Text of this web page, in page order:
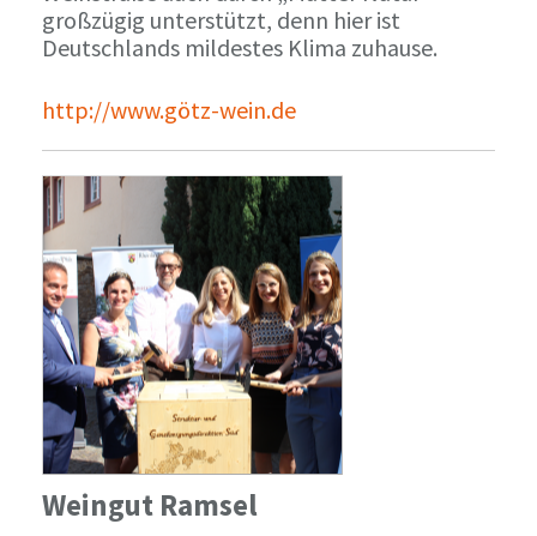
großzügig unterstützt, denn hier ist
Deutschlands mildestes Klima zuhause.
http://www.götz-wein.de
Weingut Ramsel